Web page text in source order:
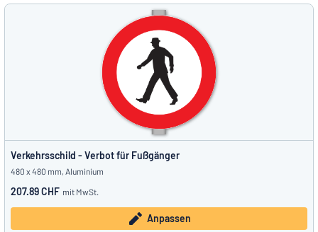
Verkehrsschild - Verbot für Fußgänger
480 x 480 mm, Aluminium
207.89 CHF mit MwSt.
Anpassen